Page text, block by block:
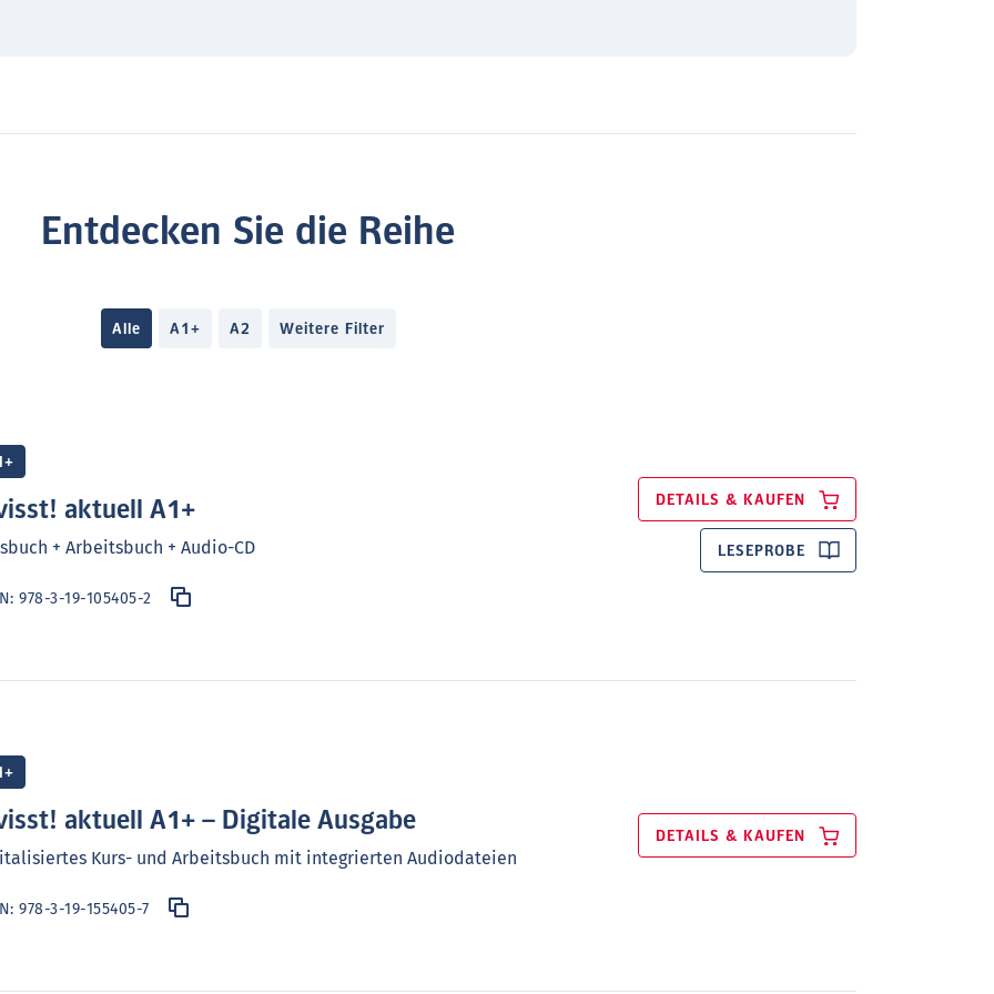
Entdecken Sie die Reihe
Alle A1+ A2 Weitere Filter
aktuell A1+
+ Arbeitsbuch + Audio-CD
978-3-19-105405-2
DETAILS & KAUFEN
LESEPROBE
aktuell A1+ – Digitale Ausgabe
Kurs- und Arbeitsbuch mit integrierten Audiodateien
978-3-19-155405-7
DETAILS & KAUFEN